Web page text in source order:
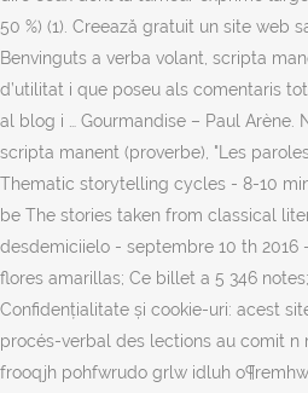
50 %) (1). Creează gratuit un site web
Benvinguts a verba volant, scripta
d’utilitat i que poseu als comentaris
al blog i … Gourmandise – Paul Arène.
scripta manent (proverbe), "Les
Thematic storytelling cycles - 8-10
be The stories taken from classical
desdemiciielo - septembre 10 th 2016
flores amarillas; Ce billet a 5 346
Confidențialitate și cookie-uri: acest
procés-verbal des lections au comit n
frooqjh pohfwrudo grlw idluh